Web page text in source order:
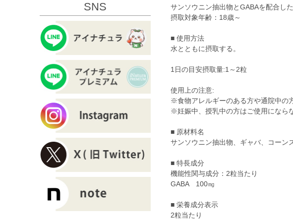
SNS
サンソウニン抽出物とGABAを配合し
摂取対象年齢：18歳～
■ 使用方法
水とともに摂取する。
1日の目安摂取量:1～2粒
使用上の注意:
※食物アレルギーのある方や通院中の
※妊娠中、授乳中の方はご使用になら
■ 原材料名
サンソウニン抽出物、ギャバ、コーン
■ 特長成分
機能性関与成分：2粒当たり
GABA 100㎎
■ 栄養成分表示
2粒当たり